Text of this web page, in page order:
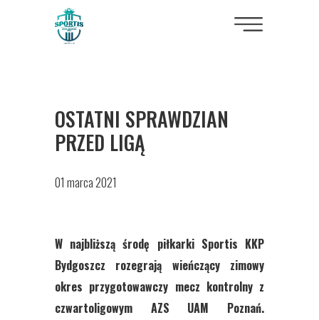
01 marca 2021
OSTATNI SPRAWDZIAN
PRZED LIGĄ
W najbliższą środę piłkarki Sportis KKP
Bydgoszcz rozegrają wieńczący zimowy
okres przygotowawczy mecz kontrolny z
czwartoligowym AZS UAM Poznań.